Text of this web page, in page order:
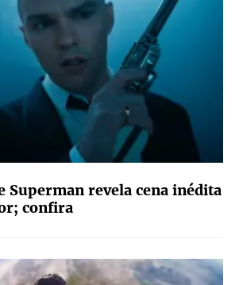
Superman revela cena inédita
confira